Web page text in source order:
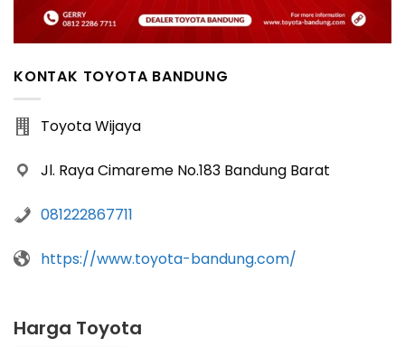
KONTAK TOYOTA BANDUNG
Toyota Wijaya
Jl. Raya Cimareme No.183 Bandung Barat
081222867711
https://www.toyota-bandung.com/
Harga Toyota